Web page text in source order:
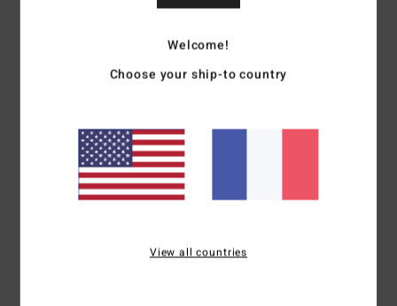
Je recommande ce produit
5 /5
Welcome!
Choose your ship-to country
View all countries